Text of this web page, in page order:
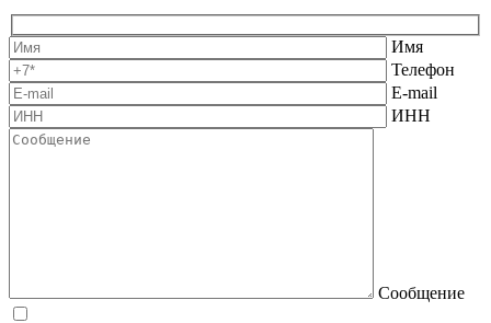
Имя
Телефон
E-mail
ИНН
Сообщение